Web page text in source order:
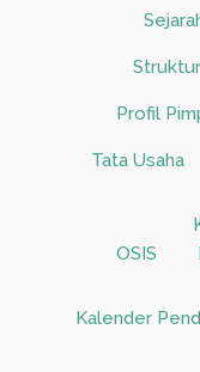
Profil
Tata Usaha
OSIS
Kalender